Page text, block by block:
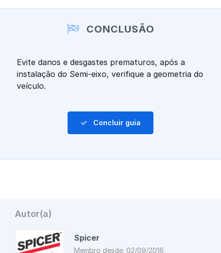
CONCLUSÃO
Evite danos e desgastes prematuros, após a
instalação do Semi-eixo, verifique a geometria do
veículo.
Concluir guia
Autor(a)
Spicer
Membro desde: 02/09/2016